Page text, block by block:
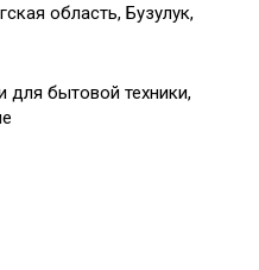
область, Бузулук,
для бытовой техники,